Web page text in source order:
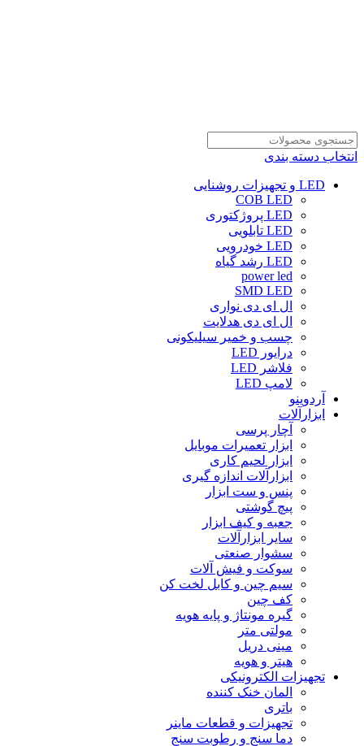
انتخاب دسته بندی
LED و تجهیزات روشنایی
COB LED
LED پروژکتوری
LED تابلویی
LED خودرویی
LED رشد گیاه
power led
SMD LED
ال ای دی نواری
ال ای دی هدلایت
چسب و خمیر سیلیکونی
درایور LED
فلاشر LED
لامپ LED
آردوینو
ابزارآلات
آچار پرسی
ابزار تعمیرات موبایل
ابزار لحیم کاری
ابزارآلات اندازه گیری
پنس و ست ابزار
پیچ گوشتی
جعبه و کیف ابزار
سایر ابزارآلات
سشوار صنعتی
سوکت و فیش آلات
سیم چین و کابل لخت کن
کف چین
گیره مونتاژ و پایه هویه
مولتی متر
مینی دریل
هیتر و هویه
تجهیزات الکترونیکی
المان خنک کننده
باتری
تجهیزات و قطعات ماینر
دما سنج و رطوبت سنج